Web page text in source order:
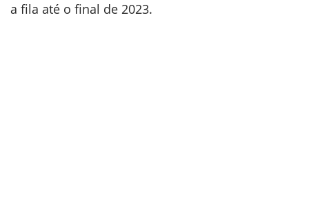
a fila até o final de 2023.